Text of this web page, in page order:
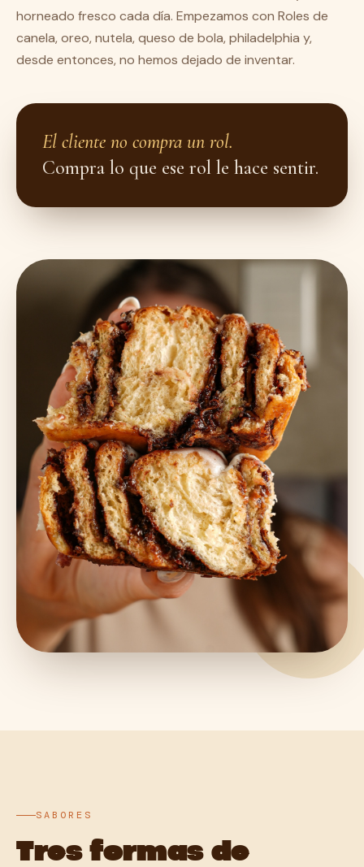
horneado fresco cada día. Empezamos con Roles de
canela, oreo, nutela, queso de bola, philadelphia y,
desde entonces, no hemos dejado de inventar.
El cliente no compra un rol.
Compra lo que ese rol le hace sentir.
SABORES
Tres formas de